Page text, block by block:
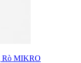
Rò MIKRO